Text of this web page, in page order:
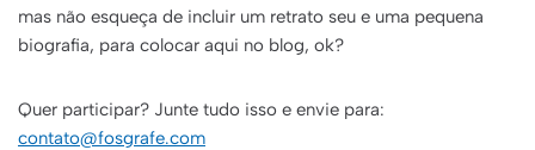
mas não esqueça de incluir um retrato seu e uma pequena
biografia, para colocar aqui no blog, ok?
Quer participar? Junte tudo isso e envie para:
contato@fosgrafe.com